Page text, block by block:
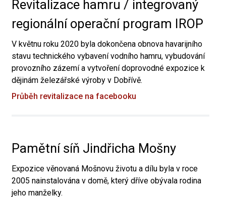
Revitalizace hamru / integrovaný
regionální operační program IROP
V květnu roku 2020 byla dokončena obnova havarijního
stavu technického vybavení vodního hamru, vybudování
provozního zázemí a vytvoření doprovodné expozice k
dějinám železářské výroby v Dobřívě.
Průběh revitalizace na facebooku
Pamětní síň Jindřicha Mošny
Expozice věnovaná Mošnovu životu a dílu byla v roce
2005 nainstalována v domě, který dříve obývala rodina
jeho manželky.